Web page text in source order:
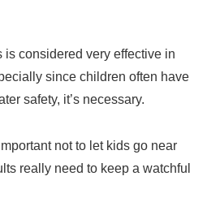
is considered very effective in
since children often have
safety, it’s necessary.
not to let kids go near
really need to keep a watchful